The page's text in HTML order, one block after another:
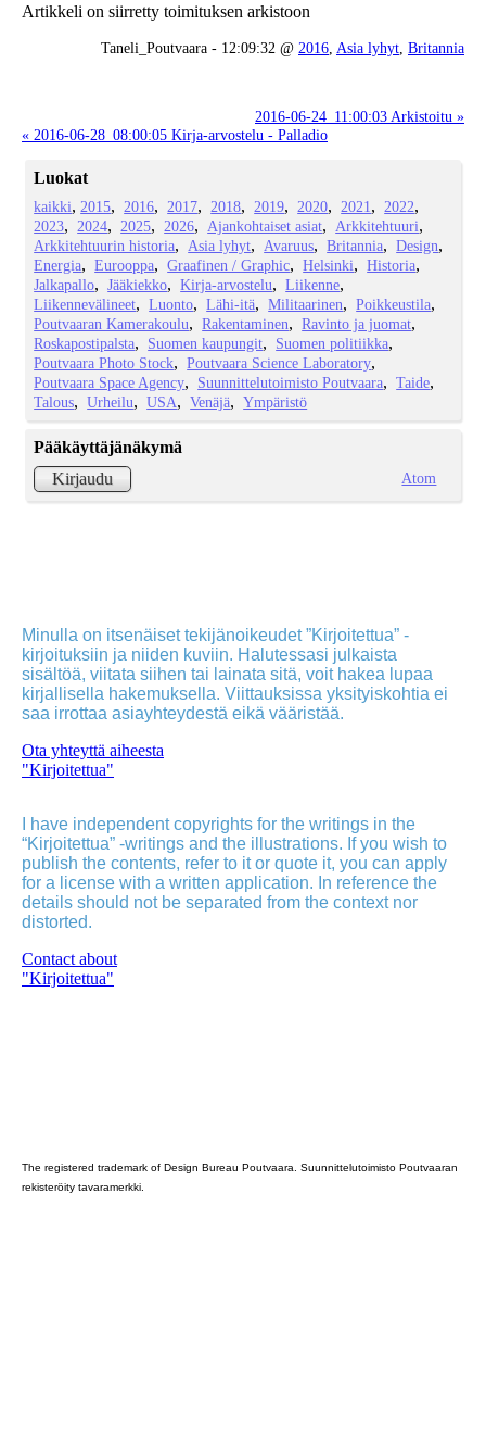
Artikkeli on siirretty toimituksen arkistoon
Taneli_Poutvaara - 12:09:32 @ 2016 Asia lyhyt Britannia
2016-06-24_11:00:03 Arkistoitu »
« 2016-06-28_08:00:05 Kirja-arvostelu - Palladio
Luokat
kaikki 2015 2016 2017 2018 2019 2020 2021
2022
2023
2024 2025 2026 Ajankohtaiset asiat
Arkkitehtuuri
Arkkitehtuurin historia
Asia lyhyt Avaruus Britannia
Design
Energia
Eurooppa Graafinen / Graphic Helsinki
Historia
Jalkapallo
Jääkiekko Kirja-arvostelu
Liikenne
Liikennevälineet
Luonto Lähi-itä Militaarinen
Poikkeustila
Poutvaaran Kamerakoulu
Rakentaminen
Ravinto ja juomat
Roskapostipalsta
Suomen kaupungit
Suomen politiikka
Poutvaara Photo Stock
Poutvaara Science Laboratory
Poutvaara Space Agency
Suunnittelutoimisto Poutvaara
Taide
Talous
Urheilu USA Venäjä Ympäristö
Pääkäyttäjänäkymä
Kirjaudu
Atom
Minulla on itsenäiset tekijänoikeudet ”Kirjoitettua” -
kirjoituksiin ja niiden kuviin. Halutessasi julkaista
sisältöä, viitata siihen tai lainata sitä, voit hakea lupaa
kirjallisella hakemuksella. Viittauksissa yksityiskohtia ei
saa irrottaa asiayhteydestä eikä vääristää.
Ota yhteyttä aiheesta
"Kirjoitettua"
I have independent copyrights for the writings in the
“Kirjoitettua” -writings and the illustrations. If you wish to
publish the contents, refer to it or quote it, you can apply
for a license with a written application. In reference the
details should not be separated from the context nor
distorted.
Contact about
"Kirjoitettua"
The registered trademark of Design Bureau Poutvaara. Suunnittelutoimisto Poutvaaran
rekisteröity tavaramerkki.